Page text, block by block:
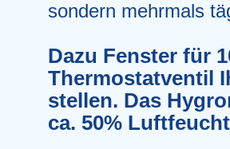
sondern mehrmals
Dazu Fenster für
Thermostatventil
stellen. Das
ca. 50%